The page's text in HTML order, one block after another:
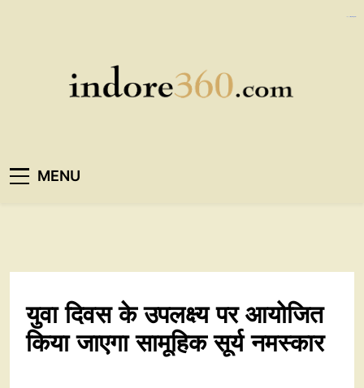
Indore360
MENU
युवा दिवस के उपलक्ष्य पर आयोजित
किया जाएगा सामूहिक सूर्य नमस्कार